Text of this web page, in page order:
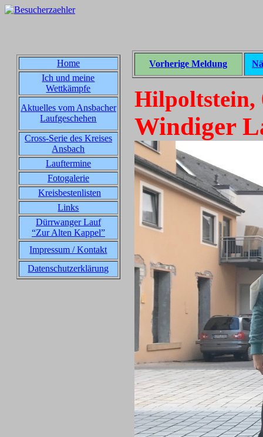
Home
Ich und meine
Wettkämpfe
Aktuelles vom Ansbacher
Laufgeschehen
Cross-Serie des Kreises
Ansbach
Lauftermine
Fotogalerie
Kreisbestenlisten
Links
Dürrwanger Lauf
“Zur Alten Kappel”
Impressum / Kontakt
Datenschutzerklärung
Vorherige Meldung
Hilpoltstein,
Windiger